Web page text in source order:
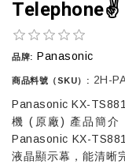
Telephone✌️
品牌: Panasonic
商品料號（SKU）: 2H-
Panasonic KX-
機 (原廠) 產品簡介
Panasonic KX-
液晶顯示幕，能清晰